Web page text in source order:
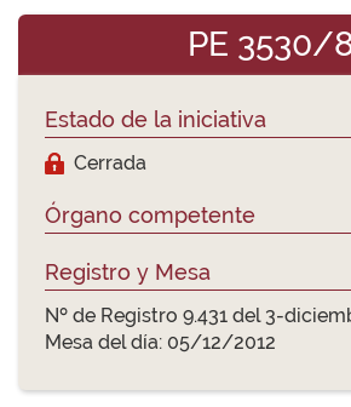
PE 3530/
Estado de la iniciativa
Cerrada
Órgano competente
Registro y Mesa
Nº de Registro 9.431 del 3-
Mesa del día: 05/12/2012